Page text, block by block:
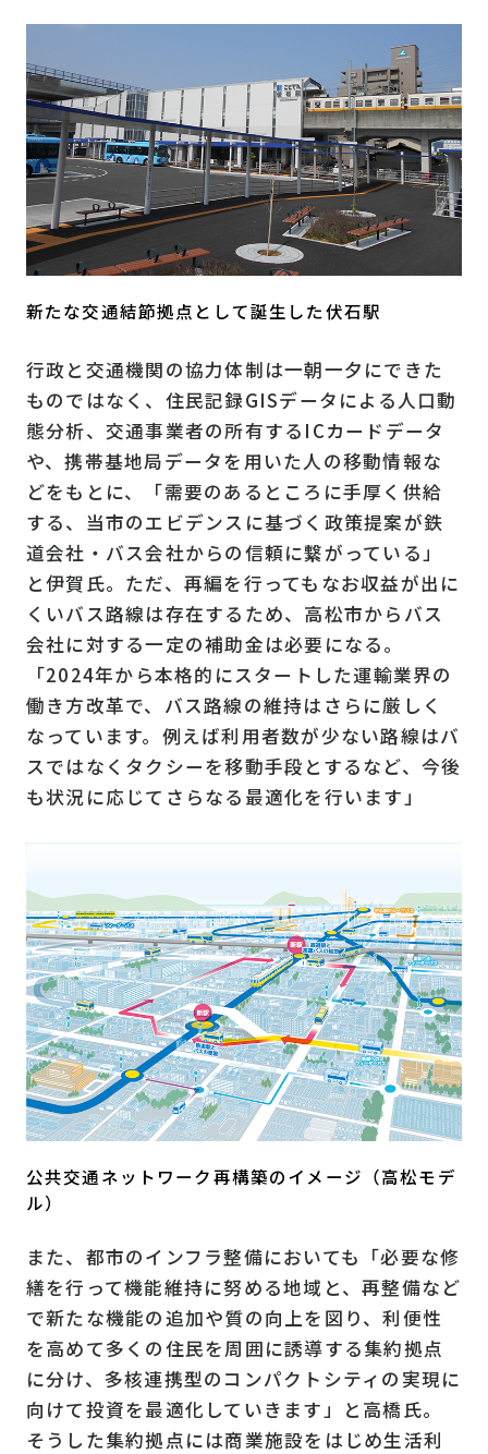
新たな交通結節拠点として誕生した伏石駅
行政と交通機関の協力体制は一朝一夕にできた
ものではなく、住民記録GISデータによる人口動
態分析、交通事業者の所有するICカードデータ
や、携帯基地局データを用いた人の移動情報な
どをもとに、「需要のあるところに手厚く供給
する、当市のエビデンスに基づく政策提案が鉄
道会社・バス会社からの信頼に繋がっている」
と伊賀氏。ただ、再編を行ってもなお収益が出に
くいバス路線は存在するため、高松市からバス
会社に対する一定の補助金は必要になる。
「2024年から本格的にスタートした運輸業界の
働き方改革で、バス路線の維持はさらに厳しく
なっています。例えば利用者数が少ない路線はバ
スではなくタクシーを移動手段とするなど、今後
も状況に応じてさらなる最適化を行います」
公共交通ネットワーク再構築のイメージ（高松モデ
ル）
また、都市のインフラ整備においても「必要な修
繕を行って機能維持に努める地域と、再整備など
で新たな機能の追加や質の向上を図り、利便性
を高めて多くの住民を周囲に誘導する集約拠点
に分け、多核連携型のコンパクトシティの実現に
向けて投資を最適化していきます」と高橋氏。
そうした集約拠点には商業施設をはじめ生活利